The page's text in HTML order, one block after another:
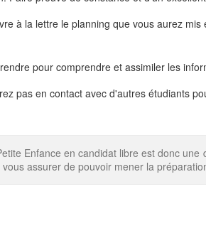
à la lettre le planning que vous aurez
pour comprendre et assimiler les
pas en contact avec d'autres étudiants
Enfance en candidat libre est donc
assurer de pouvoir mener la